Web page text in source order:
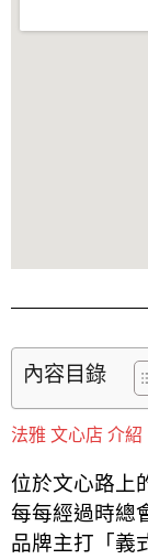
內容目錄
法雅 文心店 介紹
位於文心路上
每每經過時總
品牌主打「義